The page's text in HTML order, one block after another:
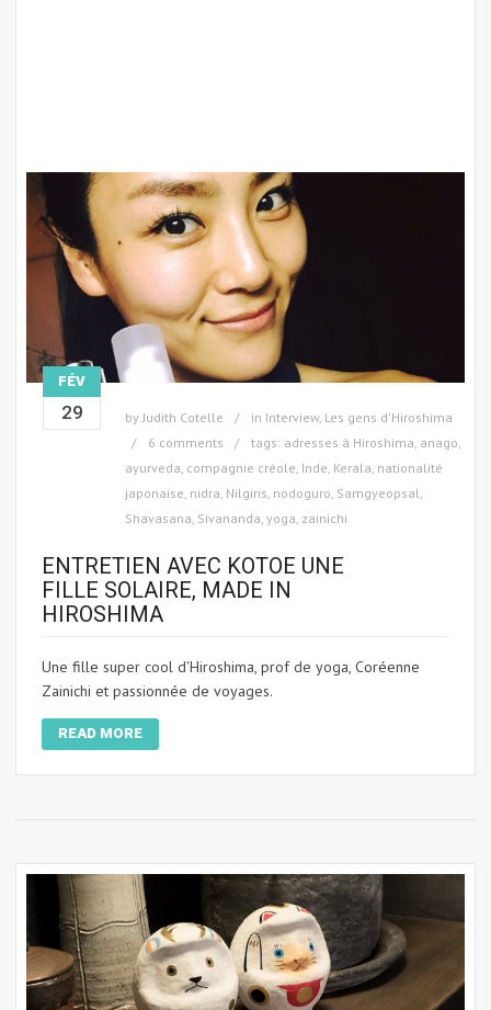
FÉV
29 byJudith Cotelle in Interview, Les gens d'Hiroshima
6 comments
tags: adresses à Hiroshima, anago,
ayurveda, compagnie créole, Inde, Kerala, nationalité
japonaise, nidra, Nilgiris, nodoguro, Samgyeopsal,
Shavasana, Sivananda, yoga, zainichi
ENTRETIEN AVEC KOTOE UNE
FILLE SOLAIRE, MADE IN
HIROSHIMA
Une fille super cool d'Hiroshima, prof de yoga, Coréenne
Zainichi et passionnée de voyages.
READ MORE